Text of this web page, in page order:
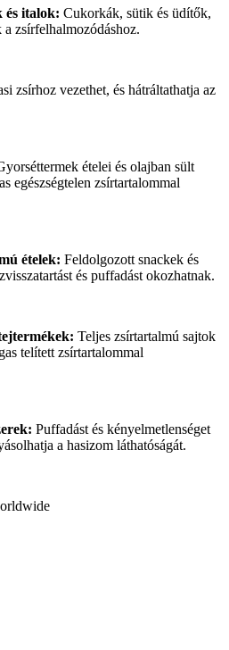
és italok: Cukorkák, sütik és üdítők,
zsírfelhalmozódáshoz.
zsírhoz vezethet, és hátráltathatja az
ételei és olajban sült
egészségtelen zsírtartalommal
ételek: Feldolgozott snackek és
és puffadást okozhatnak.
Teljes zsírtartalmú sajtok
telített zsírtartalommal
Puffadást és kényelmetlenséget
a hasizom láthatóságát.